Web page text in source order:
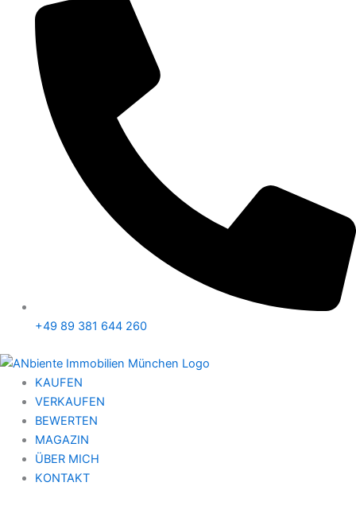
+49 89 381 644 260
KAUFEN
VERKAUFEN
BEWERTEN
MAGAZIN
ÜBER MICH
KONTAKT